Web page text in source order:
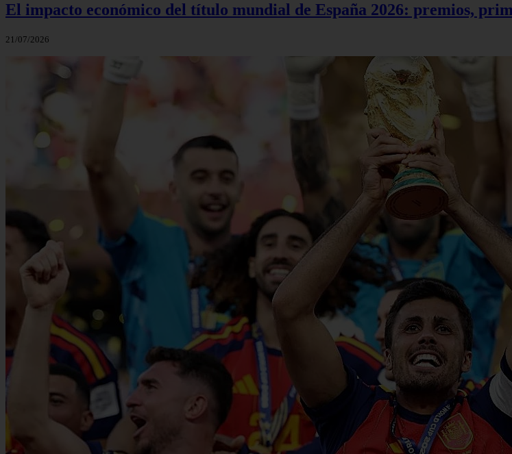
El impacto económico del título mundial de España 2026: premios,
21/07/2026